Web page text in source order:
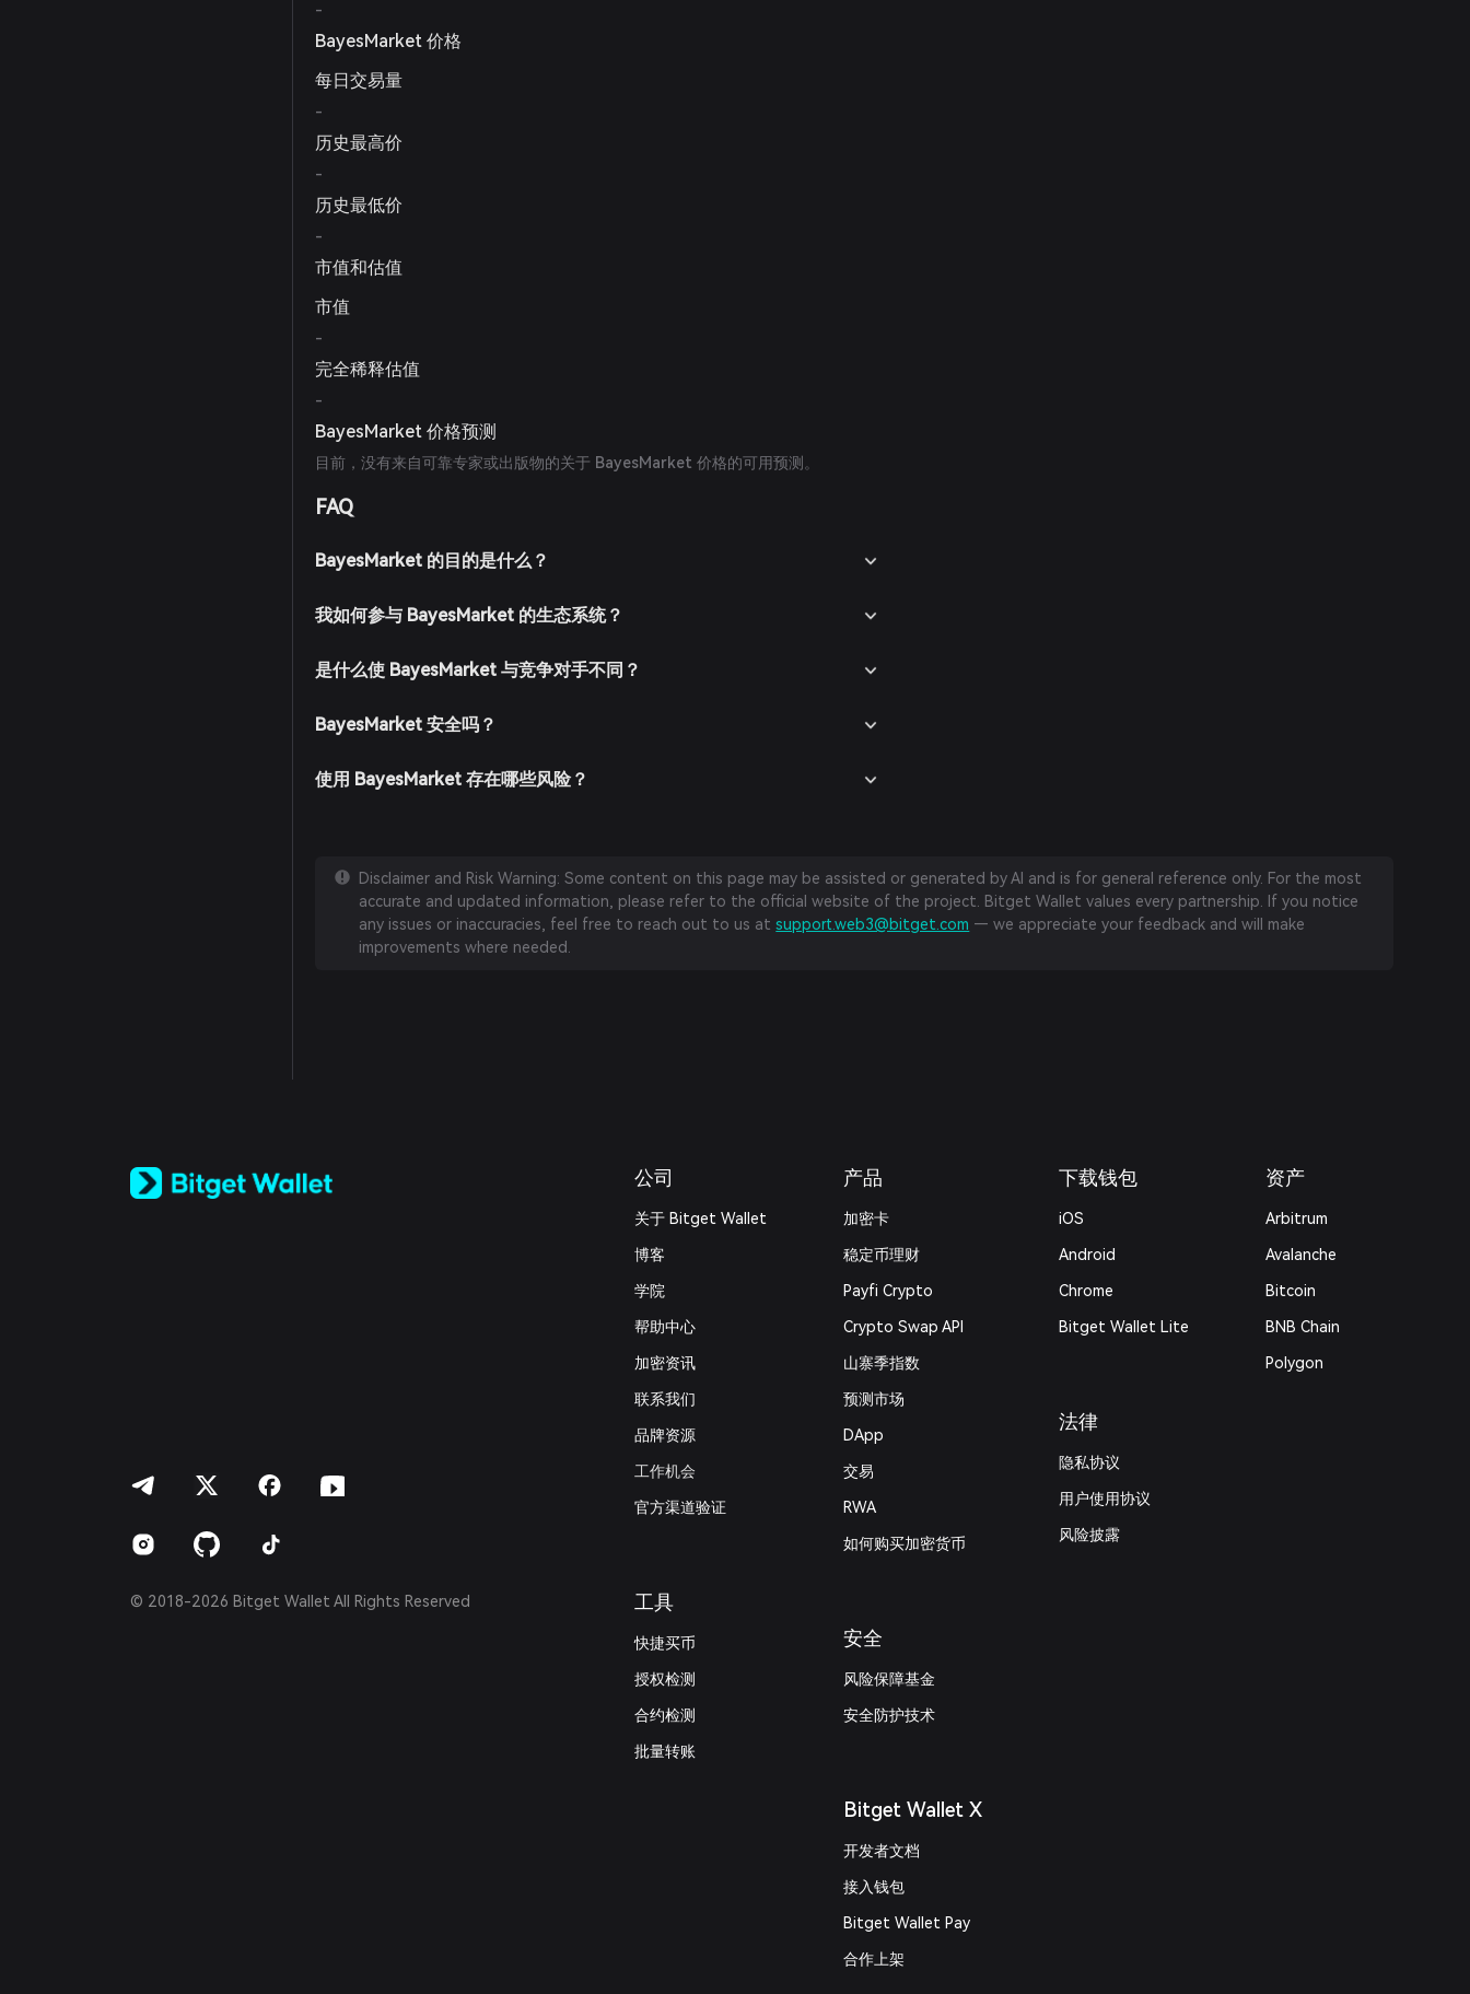
-
BayesMarket 价格
每日交易量
-
历史最高价
-
历史最低价
-
市值和估值
市值
-
完全稀释估值
-
BayesMarket 价格预测
目前，没有来自可靠专家或出版物的关于 BayesMarket 价格的可用预测。
FAQ
BayesMarket 的目的是什么？
我如何参与 BayesMarket 的生态系统？
是什么使 BayesMarket 与竞争对手不同？
BayesMarket 安全吗？
使用 BayesMarket 存在哪些风险？
Disclaimer and Risk Warning: Some content on this page may be assisted or generated by AI and is for general reference only. For the most
accurate and updated information, please refer to the official website of the project. Bitget Wallet values every partnership. If you notice
any issues or inaccuracies, feel free to reach out to us atsupport.web3@bitget.com — we appreciate your feedback and will make
improvements where needed.
Español (Latinoamérica)
© 2018-2026 Bitget Wallet All Rights Reserved
公司
关于 Bitget Wallet
博客
学院
帮助中心
加密资讯
联系我们
品牌资源
工作机会
官方渠道验证
工具
快捷买币
授权检测
合约检测
批量转账
产品
加密卡
稳定币理财
Payfi Crypto
Crypto Swap API
山寨季指数
预测市场
DApp
交易
RWA
如何购买加密货币
安全
风险保障基金
安全防护技术
Bitget Wallet X
开发者文档
接入钱包
Bitget Wallet Pay
合作上架
下载钱包
iOS
Android
Chrome
Bitget Wallet Lite
法律
隐私协议
用户使用协议
风险披露
资产
Arbitrum
Avalanche
Bitcoin
BNB Chain
Polygon